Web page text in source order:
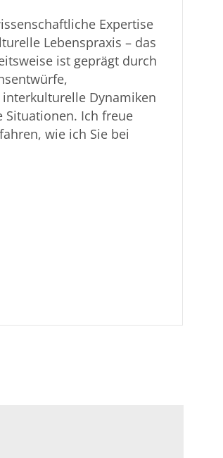
Expertise
Lebenspraxis – das
ist geprägt durch
Dynamiken
Situationen. Ich freue
wie ich Sie bei